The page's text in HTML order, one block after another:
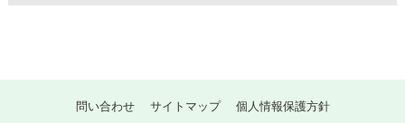
問い合わせ サイトマップ 個人情報保護方針